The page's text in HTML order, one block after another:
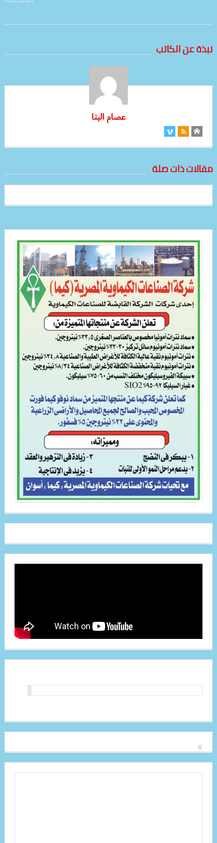
نبذة عن الكاتب
عصام البنا
مقالات ذات صلة